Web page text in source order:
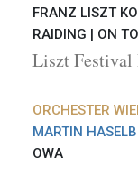
FRANZ LISZT
RAIDING | ON
Liszt Festival
ORCHESTER
MARTIN
OWA